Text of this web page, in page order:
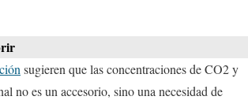
sugieren que las concentraciones de CO2 y
no es un accesorio, sino una necesidad de